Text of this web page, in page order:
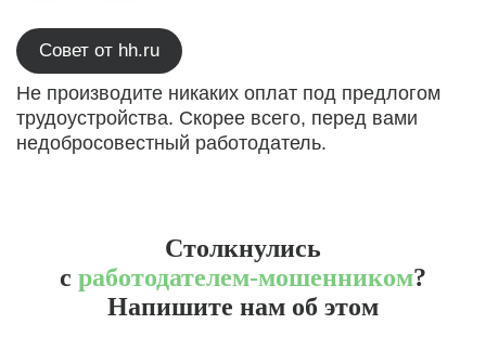
Совет от hh.ru
Не производите никаких оплат под предлогом
трудоустройства. Скорее всего, перед вами
недобросовестный работодатель.
Столкнулись
с работодателем-мошенником?
Напишите нам об этом